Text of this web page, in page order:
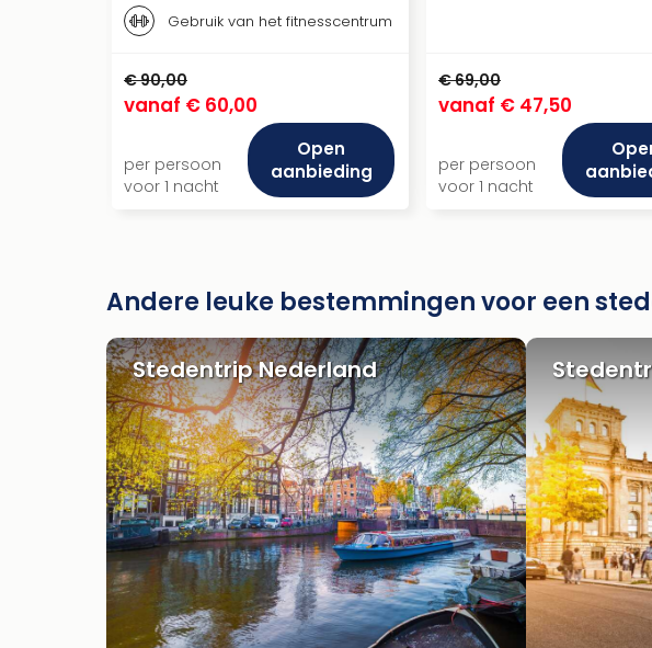
Gebruik van het fitnesscentrum
€ 90,00
vanaf € 60,00
per persoon
voor 1 nacht
Open
aanbieding
€ 69,00
vanaf € 47,50
per persoon
voor 1 nacht
Andere leuke bestemmingen voor een
Stedentrip Nederland